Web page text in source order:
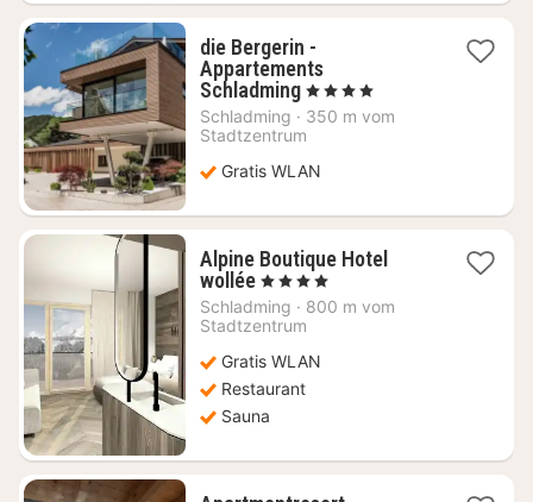
die Bergerin -
Appartements
Schladming1
Nacht
ab
€
, 4 Sterne
Schladming · 350 m vom
Stadtzentrum
Gratis WLAN
Alpine Boutique Hotel
wollée1
Nacht
ab
€
, 4 Sterne
Schladming · 800 m vom
Stadtzentrum
Gratis WLAN
Restaurant
Sauna